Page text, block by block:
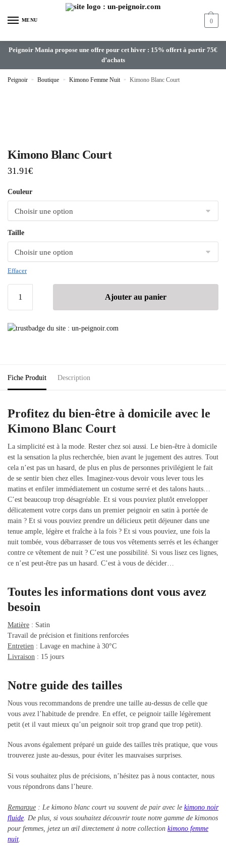
MENU 0
Peignoir Mania propose une offre pour cet hiver : 15% offert à partir 75€
d’achats
Peignoir » Boutique » Kimono Femme Nuit » Kimono Blanc Court
Kimono Blanc Court
31.91€
Couleur
Taille
Effacer
Ajouter au panier
Fiche Produit Description
Profitez du bien-être à domicile avec le
Kimono Blanc Court
La simplicité est à la mode. Rester chez soi aussi. Le bien-être à domicile
est la sensation la plus recherchée, bien avant le jugement des autres. Tout
cela n’est pas un hasard, de plus en plus de personnes privilégient le fait
de se sentir bien chez elles. Imaginez-vous devoir vous lever tous les
matins et enfiler immédiatement un costume serré et des talons hauts…
C’est beaucoup trop désagréable. Et si vous pouviez plutôt envelopper
délicatement votre corps dans un premier peignoir en satin à portée de
main ? Et si vous pouviez prendre un délicieux petit déjeuner dans une
tenue ample, légère et fraîche à la fois ? Et si vous pouviez, une fois la
nuit tombée, vous débarrasser de tous vos vêtements serrés et les échanger
contre ce vêtement de nuit ? C’est une possibilité. Si vous lisez ces lignes,
ce n’est peut-être pas un hasard. C’est à vous de décider…
Toutes les informations dont vous avez
besoin
Matière : Satin
Travail de précision et finitions renforcées
Entretien : Lavage en machine à 30°C
Livraison : 15 jours
Notre guide des tailles
Nous vous recommandons de prendre une taille au-dessus de celle que
vous avez l’habitude de prendre. En effet, ce peignoir taille légèrement
petit (et il vaut mieux qu’un peignoir soit trop grand que trop petit).
Nous avons également préparé un guide des tailles très pratique, que vous
trouverez juste au-dessus, pour éviter les mauvaises surprises.
Si vous souhaitez plus de précisions, n’hésitez pas à nous contacter, nous
vous répondrons dans l’heure.
Remarque : Le kimono blanc court va souvent de pair avec le kimono noir
fluide . De plus, si vous souhaitez découvrir toute notre gamme de kimonos
pour femmes, jetez un œil directement à notre collection kimono femme
nuit